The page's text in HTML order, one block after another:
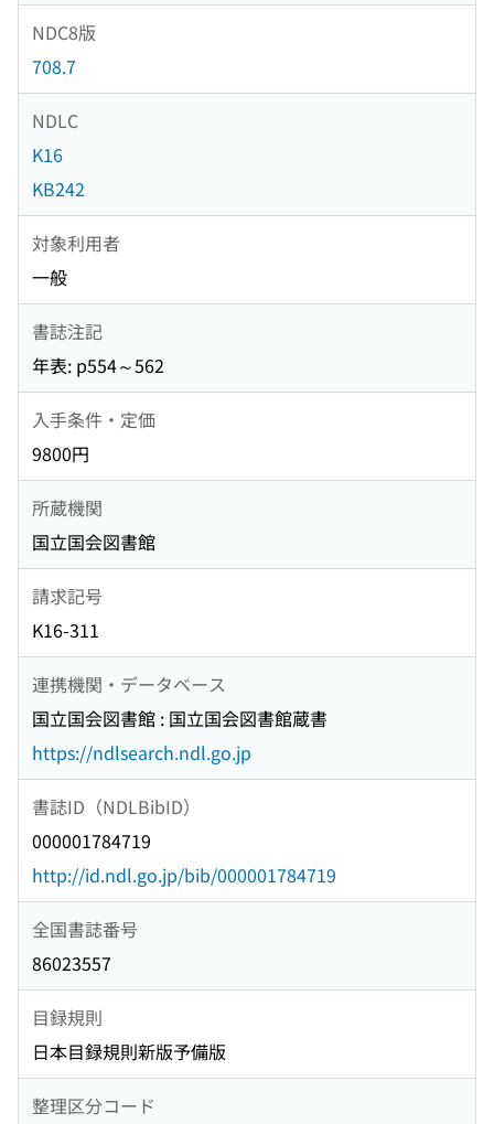
NDC8版
708.7
NDLC
K16
KB242
対象利用者
一般
書誌注記
年表: p554～562
入手条件・定価
9800円
所蔵機関
国立国会図書館
請求記号
K16-311
連携機関・データベース
国立国会図書館 : 国立国会図書館蔵書
https://ndlsearch.ndl.go.jp
書誌ID（NDLBibID）
000001784719
http://id.ndl.go.jp/bib/000001784719
全国書誌番号
86023557
目録規則
日本目録規則新版予備版
整理区分コード